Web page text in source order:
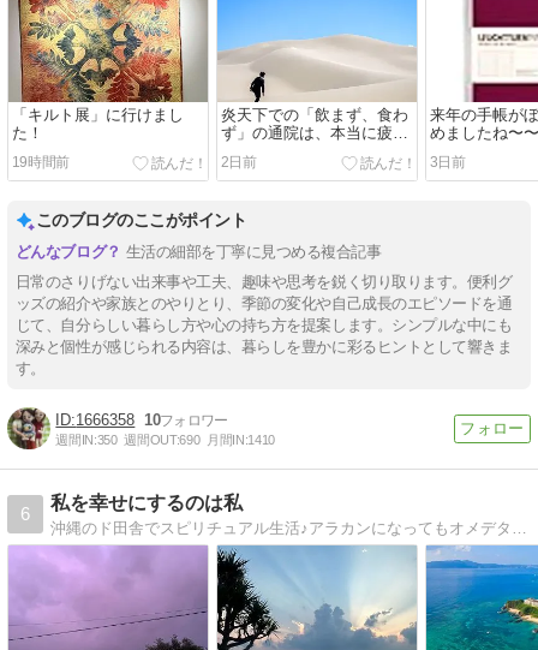
「キルト展」に行けまし
た！
19時間前
炎天下での「飲まず、食わ
ず」の通院は、本当に疲れ
ます〜
2日前
来年の手帳が
めましたね〜〜
3日前
このブログのここがポイント
生活の細部を丁寧に見つめる複合記事
日常のさりげない出来事や工夫、趣味や思考を鋭く切り取ります。便利グ
ッズの紹介や家族とのやりとり、季節の変化や自己成長のエピソードを通
じて、自分らしい暮らし方や心の持ち方を提案します。シンプルな中にも
深みと個性が感じられる内容は、暮らしを豊かに彩るヒントとして響きま
す。
1666358 10
週間IN:350 週間OUT:690 月間IN:1410
6
私を幸せにするのは私
沖縄のド田舎でスピリチュアル生活♪アラカンになってもオメデタく可愛く生きる♪ちょっぴり神さまと話せる麻琴です♪